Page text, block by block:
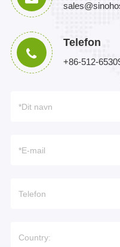
Telefon
+86-512-